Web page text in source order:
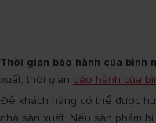
Thời gian bảo hành của bình
xuất, thời gian bảo hành của
Để khách hàng có thể được
nhà sản xuất. Nếu sản phẩm